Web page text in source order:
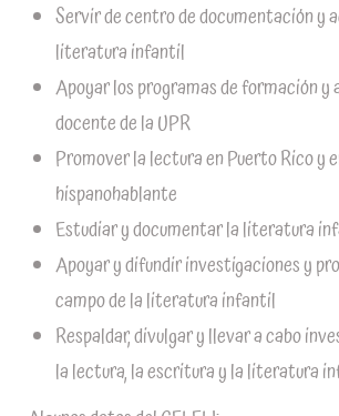
Servir de centro de documentación y
literatura infantil
Apoyar los programas de formación
docente de la UPR
Promover la lectura en Puerto Rico y
hispanohablante
Estudiar y documentar la literatura
Apoyar y difundir investigaciones y
campo de la literatura infantil
Respaldar, divulgar y llevar a cabo
la lectura, la escritura y la literatura